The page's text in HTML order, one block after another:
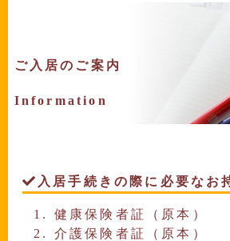
ご入居のご案内
Information
入居手続きの際に必要なお
健康保険者証（原本）
介護保険者証（原本）